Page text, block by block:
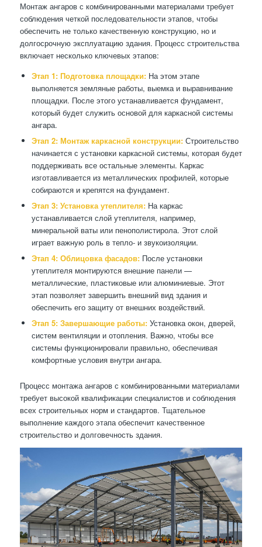
Монтаж ангаров с комбинированными материалами требует
соблюдения четкой последовательности этапов, чтобы
обеспечить не только качественную конструкцию, но и
долгосрочную эксплуатацию здания. Процесс строительства
включает несколько ключевых этапов:
Этап 1: Подготовка площадки:На этом этапе
выполняется земляные работы, выемка и выравнивание
площадки. После этого устанавливается фундамент,
который будет служить основой для каркасной системы
ангара.
Этап 2: Монтаж каркасной конструкции:Строительство
начинается с установки каркасной системы, которая будет
поддерживать все остальные элементы. Каркас
изготавливается из металлических профилей, которые
собираются и крепятся на фундамент.
Этап 3: Установка утеплителя:На каркас
устанавливается слой утеплителя, например,
минеральной ваты или пенополистирола. Этот слой
играет важную роль в тепло- и звукоизоляции.
Этап 4: Облицовка фасадов:После установки
утеплителя монтируются внешние панели —
металлические, пластиковые или алюминиевые. Этот
этап позволяет завершить внешний вид здания и
обеспечить его защиту от внешних воздействий.
Этап 5: Завершающие работы:Установка окон, дверей,
систем вентиляции и отопления. Важно, чтобы все
системы функционировали правильно, обеспечивая
комфортные условия внутри ангара.
Процесс монтажа ангаров с комбинированными материалами
требует высокой квалификации специалистов и соблюдения
всех строительных норм и стандартов. Тщательное
выполнение каждого этапа обеспечит качественное
строительство и долговечность здания.